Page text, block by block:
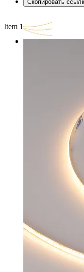
Скопировать
Item 1 of 3